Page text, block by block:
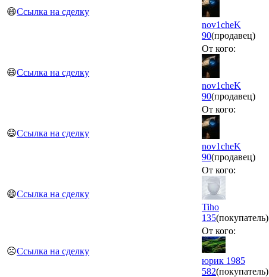
😄Ссылка на сделку
nov1cheK
90(продавец)
😄Ссылка на сделку
От кого:
nov1cheK
90(продавец)
😄Ссылка на сделку
От кого:
nov1cheK
90(продавец)
😄Ссылка на сделку
От кого:
Tiho
135(покупатель)
☹️Ссылка на сделку
От кого:
юрик 1985
582(покупатель)